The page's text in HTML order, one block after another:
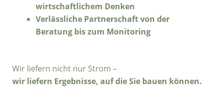
wirtschaftlichem Denken
Verlässliche Partnerschaft von der
Beratung bis zum Monitoring
Wir liefern nicht nur Strom –
wir liefern Ergebnisse, auf die Sie bauen können.